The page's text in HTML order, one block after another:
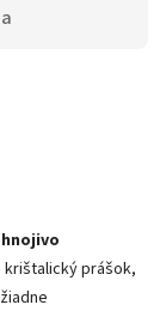
krištalický prášok,